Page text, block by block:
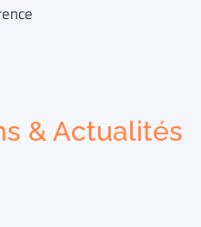
& Actualités